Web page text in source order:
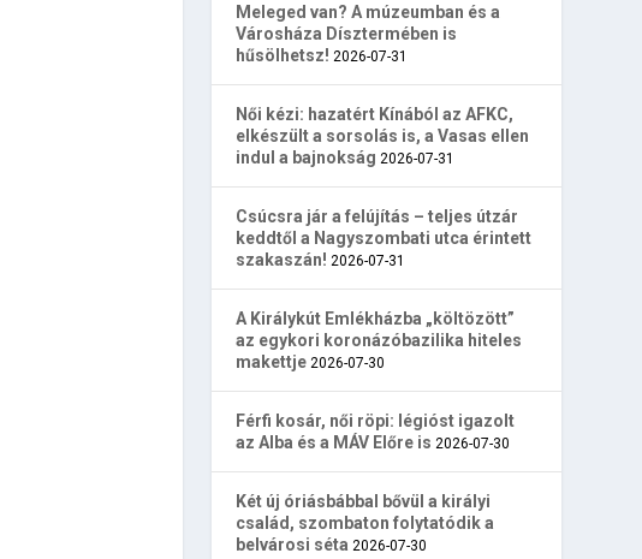
Meleged van? A múzeumban és a
Városháza Dísztermében is
hűsölhetsz! 2026-07-31
Női kézi: hazatért Kínából az AFKC,
elkészült a sorsolás is, a Vasas ellen
indul a bajnokság 2026-07-31
Csúcsra jár a felújítás – teljes útzár
keddtől a Nagyszombati utca érintett
szakaszán! 2026-07-31
A Királykút Emlékházba „költözött”
az egykori koronázóbazilika hiteles
makettje 2026-07-30
Férfi kosár, női röpi: légióst igazolt
az Alba és a MÁV Előre is 2026-07-30
Két új óriásbábbal bővül a királyi
család, szombaton folytatódik a
belvárosi séta 2026-07-30